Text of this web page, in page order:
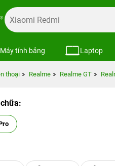
Máy tính bảng Laptop
thoại Realme Realme GT